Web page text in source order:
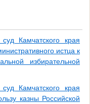
Камчатского края
истца к
избирательной
Камчатского края
казны Российской